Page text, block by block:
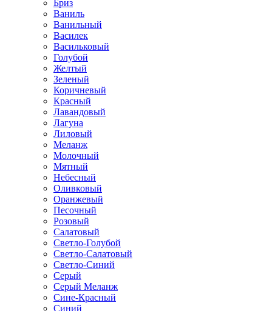
Бриз
Ваниль
Ванильный
Василек
Васильковый
Голубой
Желтый
Зеленый
Коричневый
Красный
Лавандовый
Лагуна
Лиловый
Меланж
Молочный
Мятный
Небесный
Оливковый
Оранжевый
Песочный
Розовый
Салатовый
Светло-Голубой
Светло-Салатовый
Светло-Синий
Серый
Серый Меланж
Сине-Красный
Синий